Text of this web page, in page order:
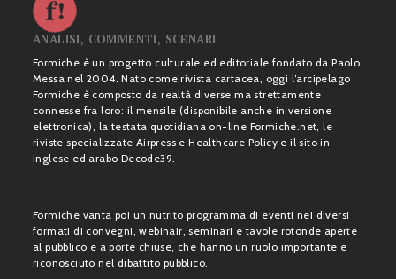
ANALISI, COMMENTI, SCENARI
Formiche è un progetto culturale ed editoriale fondato da Paolo
Messa nel 2004. Nato come rivista cartacea, oggi l’arcipelago
Formiche è composto da realtà diverse ma strettamente
connesse fra loro: il mensile (disponibile anche in versione
elettronica), la testata quotidiana on-line Formiche.net, le
riviste specializzate Airpress e Healthcare Policy e il sito in
inglese ed arabo Decode39.
Formiche vanta poi un nutrito programma di eventi nei diversi
formati di convegni, webinair, seminari e tavole rotonde aperte
al pubblico e a porte chiuse, che hanno un ruolo importante e
riconosciuto nel dibattito pubblico.